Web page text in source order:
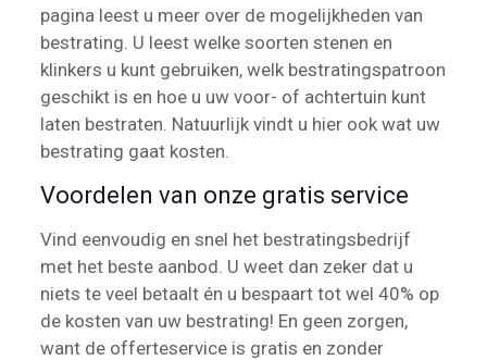
pagina leest u meer over de mogelijkheden van
bestrating. U leest welke soorten stenen en
klinkers u kunt gebruiken, welk bestratingspatroon
geschikt is en hoe u uw voor- of achtertuin kunt
laten bestraten. Natuurlijk vindt u hier ook wat uw
bestrating gaat kosten.
Voordelen van onze gratis service
Vind eenvoudig en snel het bestratingsbedrijf
met het beste aanbod. U weet dan zeker dat u
niets te veel betaalt én u bespaart tot wel 40% op
de kosten van uw bestrating! En geen zorgen,
want de offerteservice is gratis en zonder